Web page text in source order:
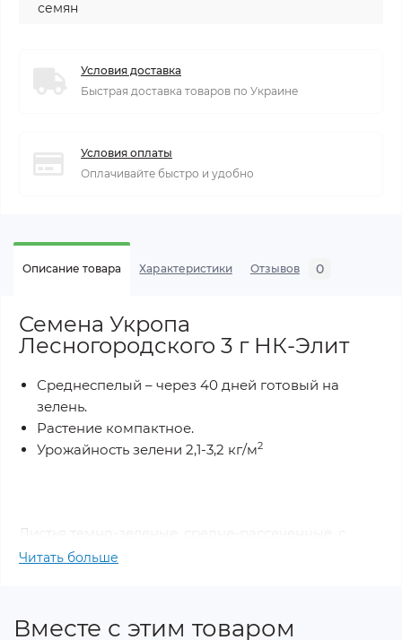
семян
Условия доставка
Быстрая доставка товаров по Украине
Условия оплаты
Оплачивайте быстро и удобно
Описание товара Характеристики Отзывов 0
Семена Укропа
Лесногородского 3 г НК-Элит
Среднеспелый – через 40 дней готовый на
зелень.
Растение компактное.
Урожайность зелени 2,1-3,2 кг/м2
Листья темно-зеленые, средне-рассеченные, с
короткими сегментами. . Благодаря высокому
приправу для консервирования.Высевают в
Читать больше
Вместе с этим товаром